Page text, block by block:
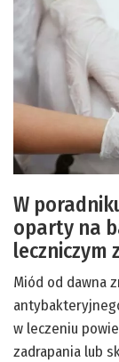
W
oparty na
leczniczym
Miód od dawna
w leczeniu
zadrapania lub